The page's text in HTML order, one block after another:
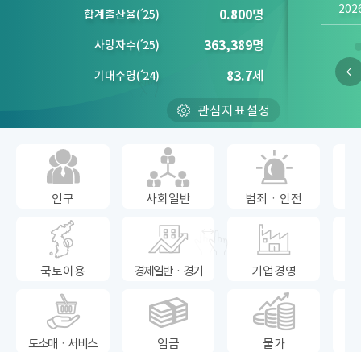
합계출산율(´25) 0.800명
사망자수(´25) 363,389명
기대수명(´24) 83.7세
관심지표설정
인구 사회일반 범죄ㆍ안전
국토이용 경제일반ㆍ경기 기업경영
도소매ㆍ서비스 임금 물가